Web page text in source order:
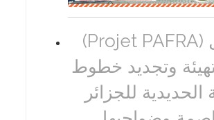
(Projet PAFRA) أشغال
وتجديد خطوط
الحديدية للجزائر